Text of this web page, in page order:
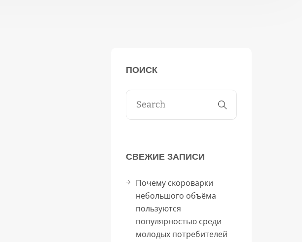
ПОИСК
СВЕЖИЕ ЗАПИСИ
Почему скороварки
небольшого объёма
пользуются
популярностью среди
молодых потребителей